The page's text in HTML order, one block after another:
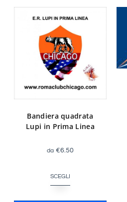
Bandiera quadrata
Lupi in Prima Linea
€6.50
SCEGLI